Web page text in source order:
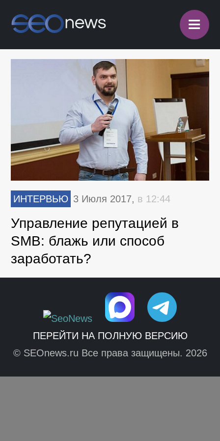
≡
ИНТЕРВЬЮ 3 Июля 2017, в 12:44
Управление репутацией в
SMB: блажь или способ
заработать?
ПЕРЕЙТИ НА ПОЛНУЮ ВЕРСИЮ
© SEOnews.ru Все права защищены. 2026